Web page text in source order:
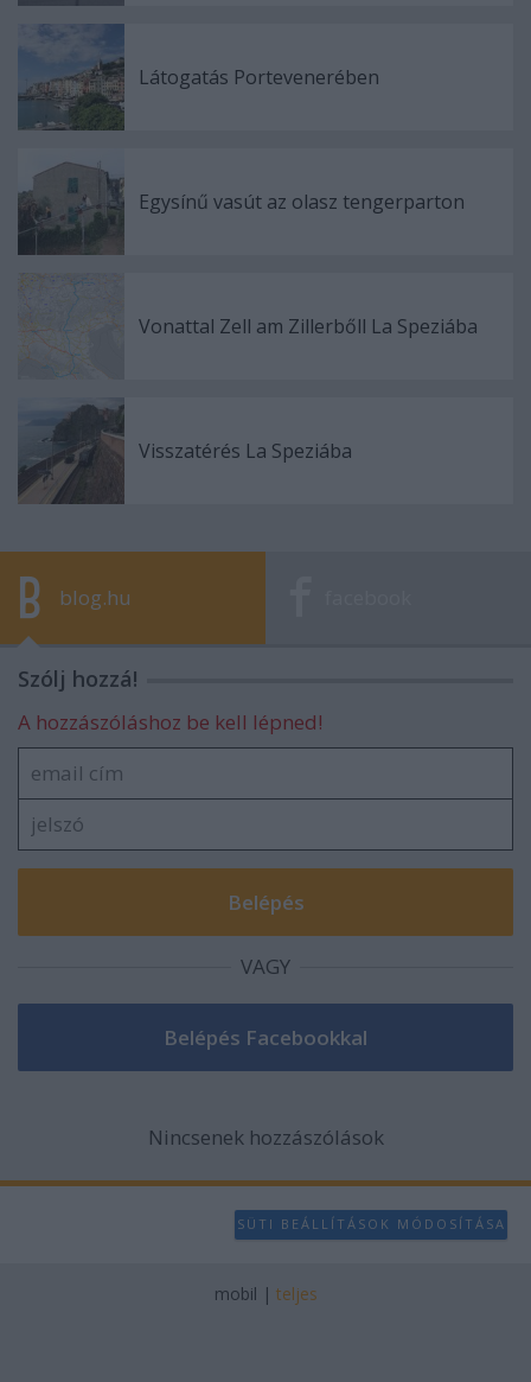
Látogatás Portevenerében
Egysínű vasút az olasz tengerparton
Vonattal Zell am Zillerbőll La Speziába
Visszatérés La Speziába
blog.hu
Szólj hozzá!
A hozzászóláshoz be kell lépned!
VAGY
Nincsenek hozzászólások
SÜTI BEÁLLÍTÁSOK MÓDOSÍTÁSA
mobil | teljes